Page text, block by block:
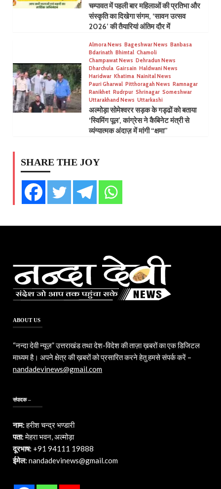
चम्पावत में पहली बार महिलाओं की प्रतिभा और
संस्कृति का दिखेगा संगम, ‘सावन उत्सव
2026’ की तैयारियां अंतिम दौर में
Almora News Bageshwar News Banbasa
Bdarinath Bhimtal Chamoli
Champawat News Dehradun News
Dharchula Gairsain Haldwani News
Haridwar Khatima Nainital News
Pauri Gharwal Pitthoragah News Ramnagar
Ranikhet Rudrpur Shrinagar Someshwar
Uttarakhand News Uttarkashi
अल्मोड़ा सोमेश्वरर सड़क के गड्ढों को बताया
‘स्विमिंग पूल’, कांग्रेस ने कैबिनेट मंत्री से
व्यंग्यात्मक अंदाज़ में मांगी “क्षमा”
SHARE THE JOY
ABOUT US
“नन्दा देवी न्यूज़” उत्तराखंड तथा देश-विदेश की ताज़ा ख़बरों का एक डिजिटल
माध्यम है। अपने क्षेत्र की ख़बरों को प्रसारित करने हेतु हमसे संपर्क करें –
nandadevinews@gmail.com
संपादक –
नाम:हरीश चन्द्र भण्डारी
पता:मेहरा भवन, अल्मोड़ा
दूरभाष: +91 94111 19888
ईमेल:nandadevinews@gmail.com